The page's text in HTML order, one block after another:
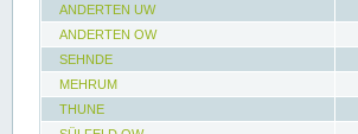
ANDERTEN UW
ANDERTEN OW
SEHNDE
MEHRUM
THUNE